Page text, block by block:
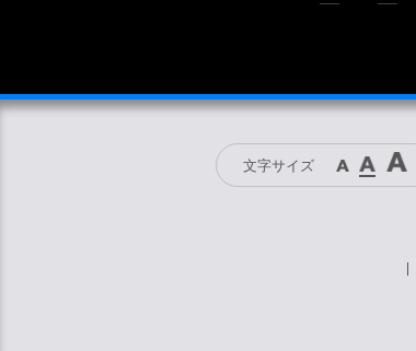
文字サイズ